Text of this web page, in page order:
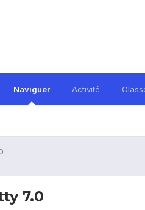
Naviguer Activité
7.0